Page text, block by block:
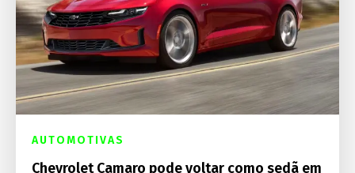
AUTOMOTIVAS
Chevrolet Camaro pode voltar como sedã em